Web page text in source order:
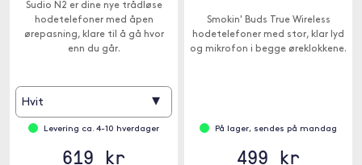
Sudio N2 er dine nye trådløse
hodetelefoner med åpen
ørepasning, klare til å gå hvor
enn du går.
Hvit ▾
Levering ca. 4-10 hverdager
619 kr
Smokin' Buds True Wireless
hodetelefoner med stor, klar lyd
og mikrofon i begge øreklokkene.
På lager, sendes på mandag
499 kr